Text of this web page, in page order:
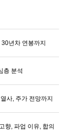
년차 연봉까지
층 분석
사, 주가 전망까지
향, 파업 이유, 합의